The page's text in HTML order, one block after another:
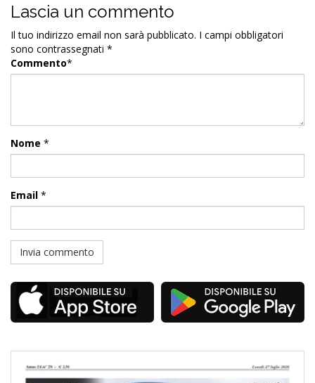
Lascia un commento
Il tuo indirizzo email non sarà pubblicato. I campi obbligatori
sono contrassegnati *
Commento*
Nome *
Email *